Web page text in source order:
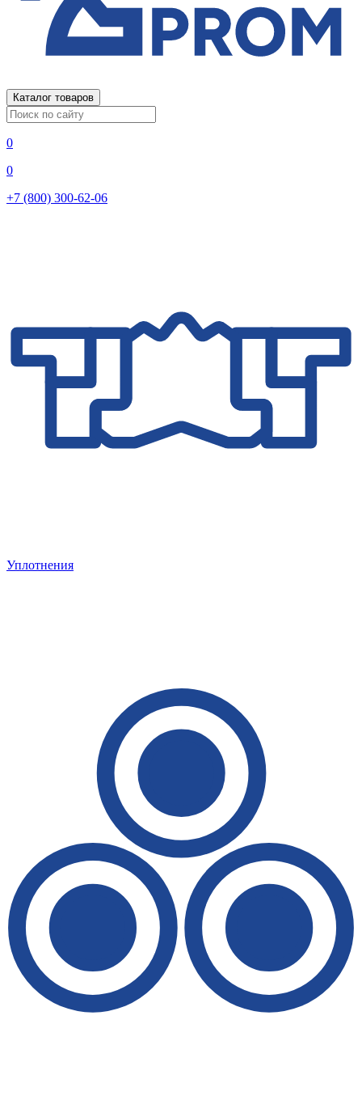
Каталог товаров
0
0
+7 (800) 300-62-06
Уплотнения